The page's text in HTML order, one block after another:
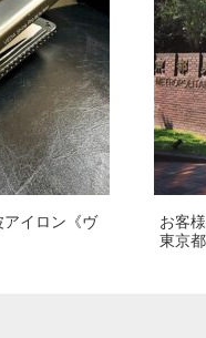
イロン《ヴ
お客
東京